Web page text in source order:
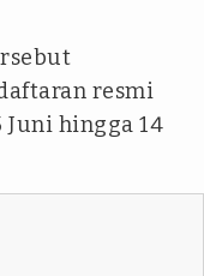
resmi
hingga 14